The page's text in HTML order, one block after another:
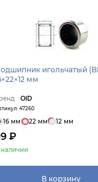
игольчатый (BK1612)
мм
OID
47260
16 мм 22 мм 12 мм
₽
В корзину